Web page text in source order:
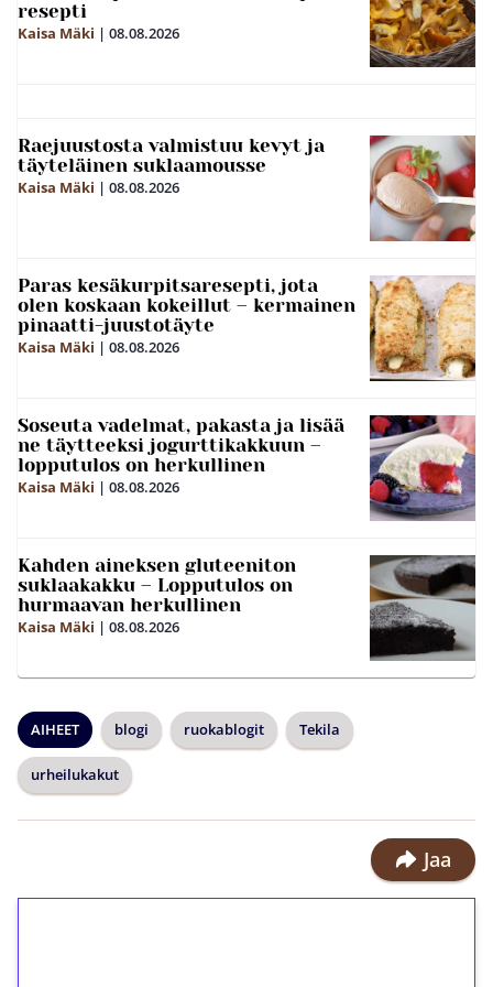
resepti
Kaisa Mäki | 08.08.2026
Raejuustosta valmistuu kevyt ja
täyteläinen suklaamousse
Kaisa Mäki | 08.08.2026
Paras kesäkurpitsaresepti, jota
olen koskaan kokeillut – kermainen
pinaatti-juustotäyte
Kaisa Mäki | 08.08.2026
Soseuta vadelmat, pakasta ja lisää
ne täytteeksi jogurttikakkuun –
lopputulos on herkullinen
Kaisa Mäki | 08.08.2026
Kahden aineksen gluteeniton
suklaakakku – Lopputulos on
hurmaavan herkullinen
Kaisa Mäki | 08.08.2026
AIHEET blogi ruokablogit Tekila
urheilukakut
Jaa